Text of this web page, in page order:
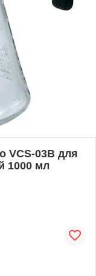
VCS-03B для
1000 мл